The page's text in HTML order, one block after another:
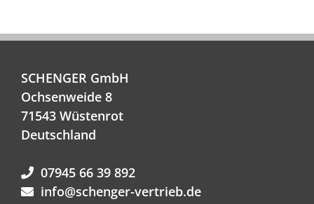
SCHENGER GmbH
Ochsenweide 8
71543 Wüstenrot
Deutschland
07945 66 39 892
info@schenger-vertrieb.de